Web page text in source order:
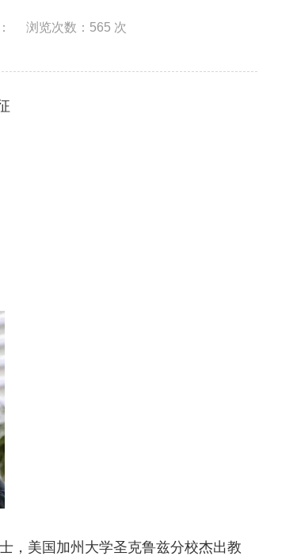
浏览次数： 565 次
，美国加州大学圣克鲁兹分校杰出教